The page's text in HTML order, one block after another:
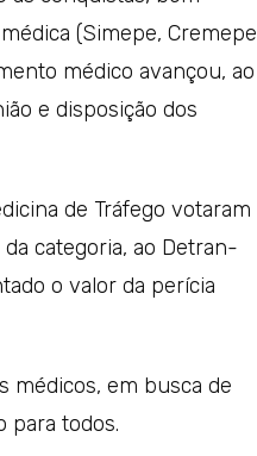
(Simepe, Cremepe
médico avançou, ao
e disposição dos
de Tráfego votaram
categoria, ao Detran-
o valor da perícia
médicos, em busca de
para todos.